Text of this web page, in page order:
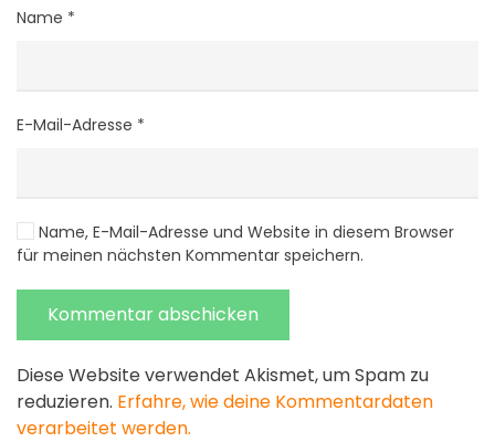
Name *
E-Mail-Adresse *
Name, E-Mail-Adresse und Website in diesem Browser
für meinen nächsten Kommentar speichern.
Kommentar abschicken
Diese Website verwendet Akismet, um Spam zu
reduzieren. Erfahre, wie deine Kommentardaten
verarbeitet werden.